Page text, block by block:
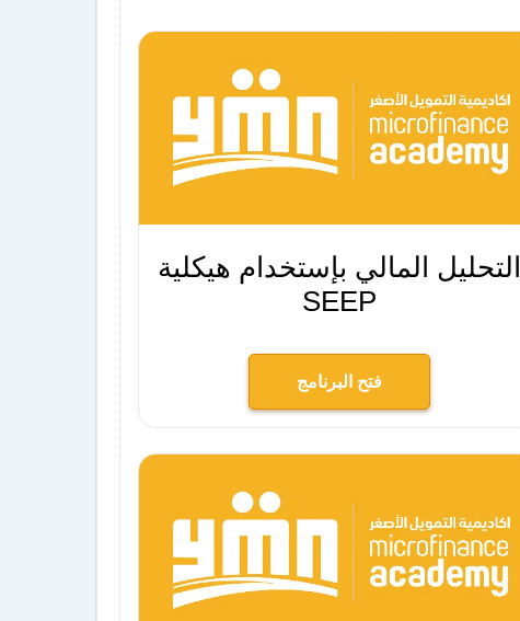
التحليل المالي بإستخدام هيكلية
SEEP
فتح البرنامج